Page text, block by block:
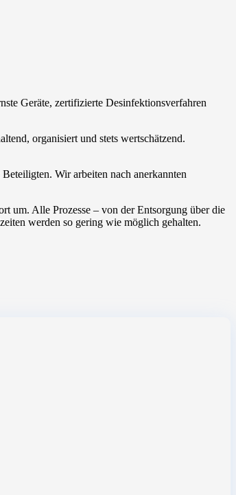
Geräte, zertifizierte Desinfektionsverfahren
organisiert und stets wertschätzend.
Wir arbeiten nach anerkannten
um. Alle Prozesse – von der Entsorgung über die
werden so gering wie möglich gehalten.